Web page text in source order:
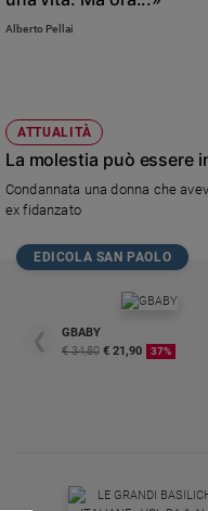
Alberto Pellai
ATTUALITÀ
La molestia può essere
Condannata una donna che
ex fidanzato
EDICOLA SAN PAOLO
❮
GBABY
€ 34,80 € 21,90 37%